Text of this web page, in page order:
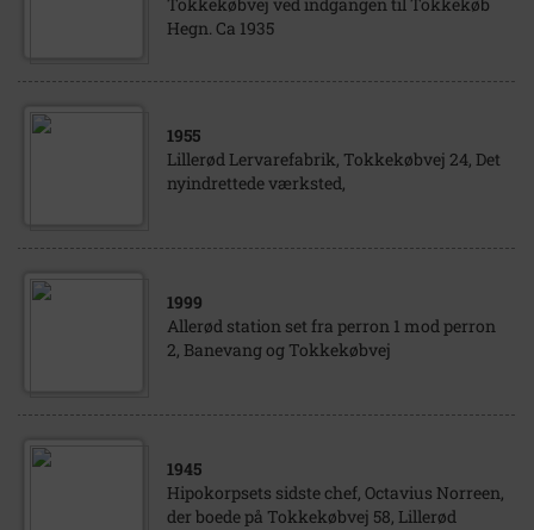
Hegn. Ca 1935
1955
Lillerød Lervarefabrik, Tokkekøbvej 24, Det
nyindrettede værksted,
1999
Allerød station set fra perron 1 mod perron
2, Banevang og Tokkekøbvej
1945
Hipokorpsets sidste chef, Octavius Norreen,
der boede på Tokkekøbvej 58, Lillerød